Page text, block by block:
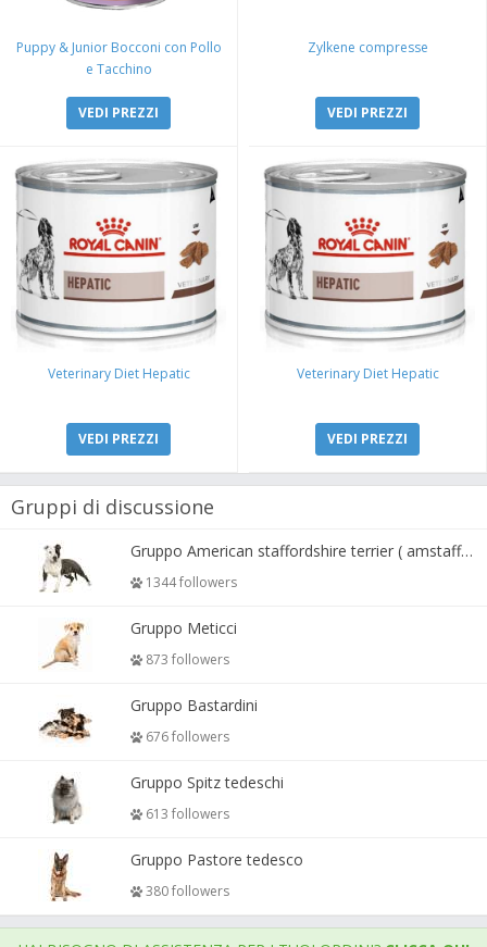
Puppy & Junior Bocconi con Pollo
e Tacchino
VEDI PREZZI
Zylkene compresse
VEDI PREZZI
Veterinary Diet Hepatic
VEDI PREZZI
Veterinary Diet Hepatic
VEDI PREZZI
Gruppi di discussione
Gruppo American staffordshire terrier ( amstaff, amastaff )
1344 followers
Gruppo Meticci
873 followers
Gruppo Bastardini
676 followers
Gruppo Spitz tedeschi
613 followers
Gruppo Pastore tedesco
380 followers